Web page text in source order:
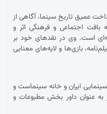
عمیق تاریخ سینما، آگاهی از
بافت اجتماعی و فرهنگی اثر و
است. وی در نقدهای خود بر
بازی‌ها و لایه‌های معنایی
ایران و خانه سینماست و
به عنوان داور بخش مطبوعات و